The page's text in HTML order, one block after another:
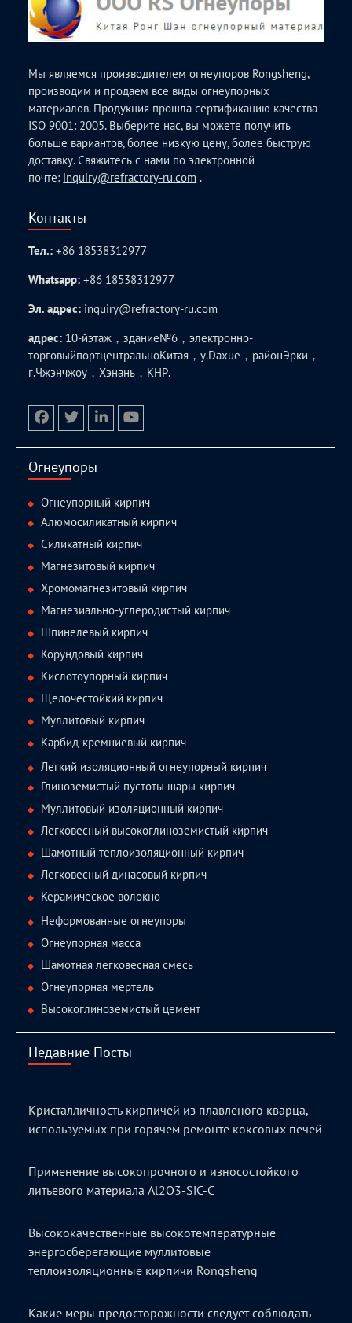
Мы являемся производителем огнеупоров Rongsheng,
производим и продаем все виды огнеупорных
материалов. Продукция прошла сертификацию качества
ISO 9001: 2005. Выберите нас, вы можете получить
больше вариантов, более низкую цену, более быструю
доставку. Свяжитесь с нами по электронной
почте: inquiry@refractory-ru.com .
Контакты
Тел.:+86 18538312977
Whatsapp:+86 18538312977
Эл. адрес: inquiry@refractory-ru.com
адрес: 10-йэтаж，здание№6，электронно-
торговыйпортцентральноКитая，у.Daxue，районЭрки，
г.Чжэнчжоу，Хэнань，КНР.
Огнеупоры
Огнеупорный кирпич
Алюмосиликатный кирпич
Силикатный кирпич
Магнезитовый кирпич
Хромомагнезитовый кирпич
Магнезиально-углеродистый кирпич
Шпинелевый кирпич
Корундовый кирпич
Кислотоупорный кирпич
Щелочестойкий кирпич
Муллитовый кирпич
Карбид-кремниевый кирпич
Легкий изоляционный огнеупорный кирпич
Глиноземистый пустоты шары кирпич
Муллитовый изоляционный кирпич
Легковесный высокоглиноземистый кирпич
Шамотный теплоизоляционный кирпич
Легковесный динасовый кирпич
Керамическое волокно
Неформованные огнеупоры
Огнеупорная масса
Шамотная легковесная смесь
Огнеупорная мертель
Высокоглиноземистый цемент
Недавние Посты
Кристалличность кирпичей из плавленого кварца,
используемых при горячем ремонте коксовых печей
Применение высокопрочного и износостойкого
литьевого материала Al2O3-SiC-C
Высококачественные высокотемпературные
энергосберегающие муллитовые
теплоизоляционные кирпичи Rongsheng
Какие меры предосторожности следует соблюдать